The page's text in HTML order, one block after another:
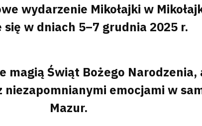
wydarzenie Mikołajki w
się w dniach 5–7 grudnia 2025 r.
magią Świąt Bożego
niezapomnianymi emocjami w
Mazur.